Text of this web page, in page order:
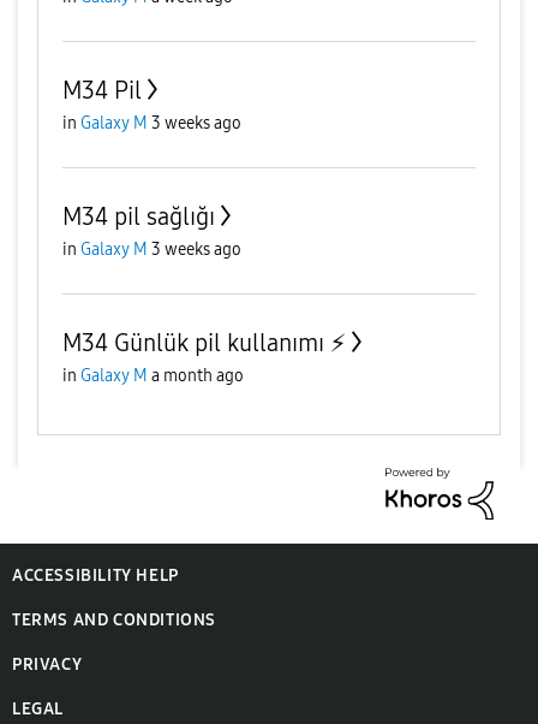
M34 Pil
in Galaxy M 3 weeks ago
M34 pil sağlığı
in Galaxy M 3 weeks ago
M34 Günlük pil kullanımı ⚡️
in Galaxy M a month ago
ACCESSIBILITY HELP
TERMS AND CONDITIONS
PRIVACY
LEGAL